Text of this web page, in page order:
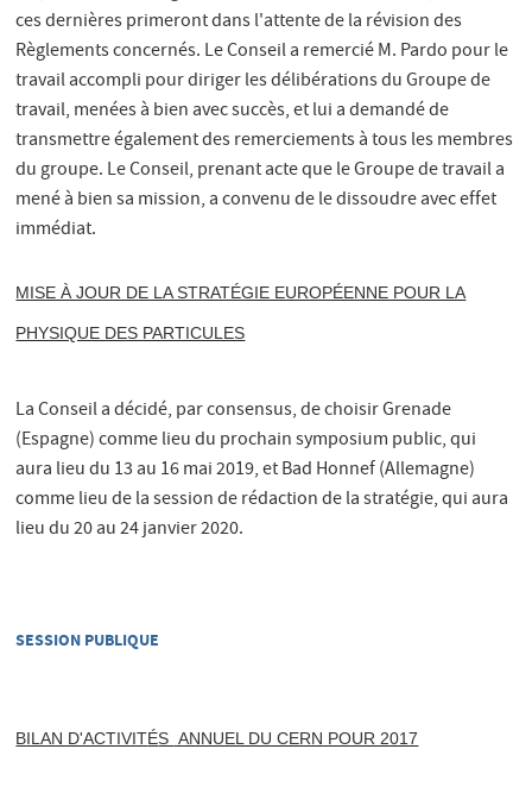
ces dernières primeront dans l'attente de la révision des
Règlements concernés. Le Conseil a remercié M. Pardo pour le
travail accompli pour diriger les délibérations du Groupe de
travail, menées à bien avec succès, et lui a demandé de
transmettre également des remerciements à tous les membres
du groupe. Le Conseil, prenant acte que le Groupe de travail a
mené à bien sa mission, a convenu de le dissoudre avec effet
immédiat.
MISE À JOUR DE LA STRATÉGIE EUROPÉENNE POUR LA
PHYSIQUE DES PARTICULES
La Conseil a décidé, par consensus, de choisir Grenade
(Espagne) comme lieu du prochain symposium public, qui
aura lieu du 13 au 16 mai 2019, et Bad Honnef (Allemagne)
comme lieu de la session de rédaction de la stratégie, qui aura
lieu du 20 au 24 janvier 2020.
SESSION PUBLIQUE
BILAN D'ACTIVITÉS ANNUEL DU CERN POUR 2017